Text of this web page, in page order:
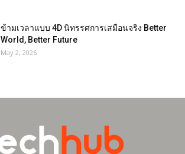
ข้ามเวลาแบบ 4D นิทรรศการเสมือนจริง Better
World, Better Future
May 2, 2026